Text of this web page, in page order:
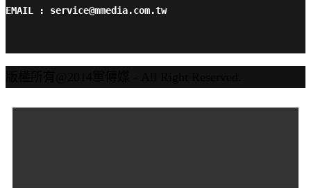
EMAIL : service@mmedia.com.tw